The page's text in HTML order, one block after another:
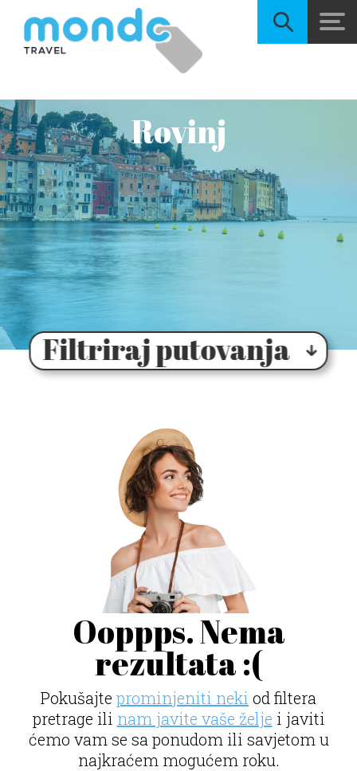
Rovinj
Filtriraj putovanja
Ooppps. Nema
rezultata :(
Pokušajte prominjeniti neki od filtera
pretrage ili nam javite vaše želje i javiti
ćemo vam se sa ponudom ili savjetom u
najkraćem mogućem roku.